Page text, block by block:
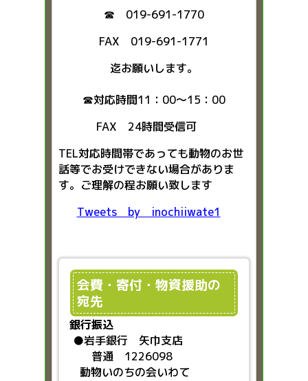
☎ 019-691-1770
FAX 019-691-1771
迄お願いします。
☎対応時間11：00～15：00
FAX 24時間受信可
TEL対応時間帯であっても動物のお世
話等でお受けできない場合がありま
す。ご理解の程お願い致します
Tweets by inochiiwate1
会費・寄付・物資援助の
宛先
銀行振込
●岩手銀行 矢巾支店
普通 1226098
動物いのちの会いわて